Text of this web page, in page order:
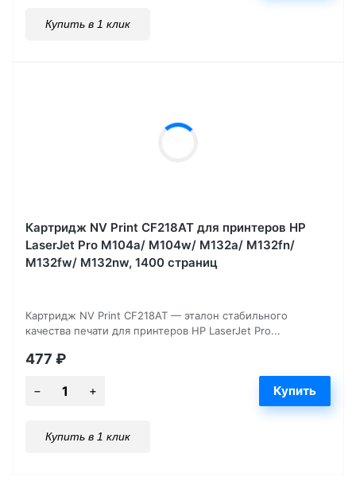
Купить в 1 клик
Картридж NV Print CF218AT для принтеров HP
LaserJet Pro M104a/ M104w/ M132a/ M132fn/
M132fw/ M132nw, 1400 страниц
Картридж NV Print CF218AT — эталон стабильного
качества печати для принтеров HP LaserJet Pro...
477 ₽
Купить в 1 клик